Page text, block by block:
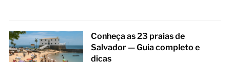
Conheça as 23 praias de
Salvador — Guia completo e
dicas